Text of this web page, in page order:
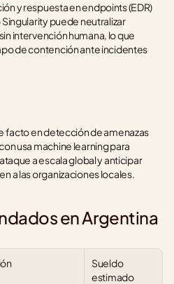
y respuesta en endpoints (EDR)
puede neutralizar
intervención humana, lo que
de contención ante incidentes
facto en detección de amenazas
usa machine learning para
a escala global y anticipar
a las organizaciones locales.
en Argentina
Sueldo
estimado